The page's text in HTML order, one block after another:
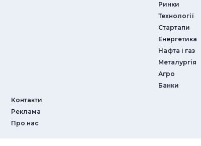
Контакти
Реклама
Про нас
Ринки
Технології
Стартапи
Енергетика
Нафта і газ
Металургія
Агро
Банки